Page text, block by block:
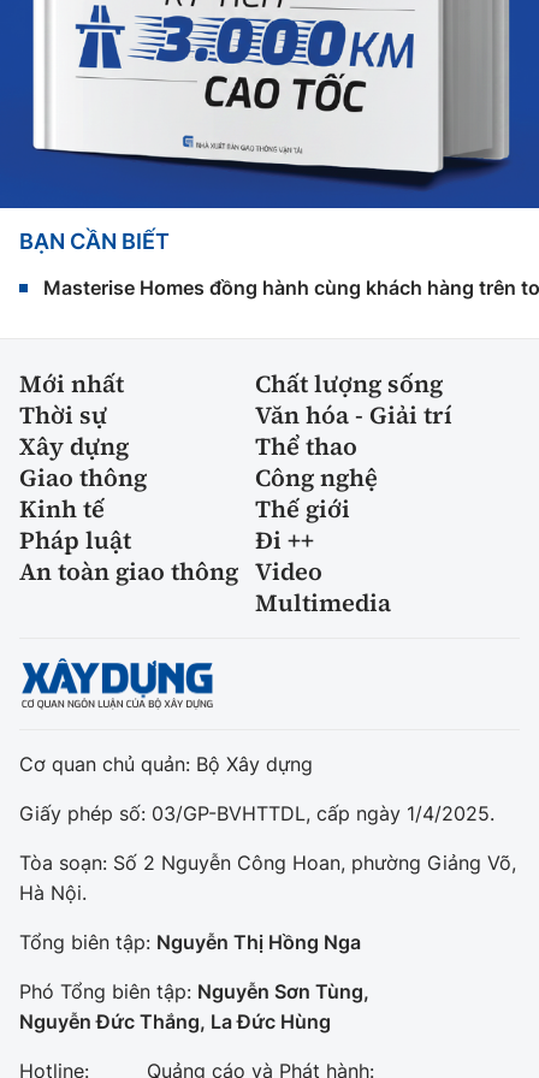
BẠN CẦN BIẾT
Masterise Homes đồng hành cùng khách hàng trên
Mới nhất
Chất lượng sống
Thời sự
Văn hóa - Giải trí
Xây dựng
Thể thao
Giao thông
Công nghệ
Kinh tế
Thế giới
Pháp luật
Đi ++
An toàn giao thông Video
Multimedia
Cơ quan chủ quản: Bộ Xây dựng
Giấy phép số: 03/GP-BVHTTDL, cấp ngày 1/4/2025.
Tòa soạn: Số 2 Nguyễn Công Hoan, phường Giảng Võ,
Hà Nội.
Tổng biên tập: Nguyễn Thị Hồng Nga
Phó Tổng biên tập: Nguyễn Sơn Tùng,
Nguyễn Đức Thắng, La Đức Hùng
Hotline: Quảng cáo và Phát hành: